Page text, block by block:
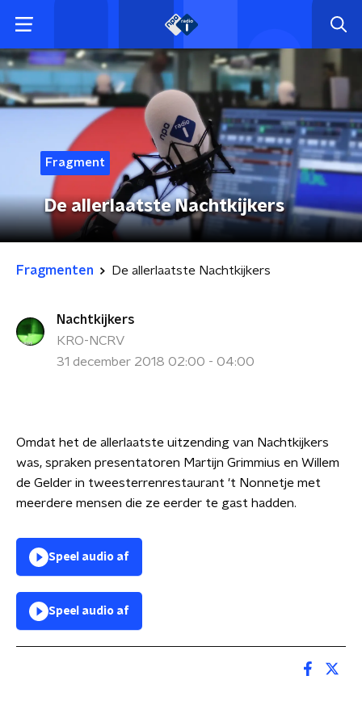
Fragment
De allerlaatste Nachtkijkers
Fragmenten De allerlaatste Nachtkijkers
Nachtkijkers
KRO-NCRV
31 december 2018 02:00 - 04:00
Omdat het de allerlaatste uitzending van Nachtkijkers
was, spraken presentatoren Martijn Grimmius en Willem
de Gelder in tweesterrenrestaurant 't Nonnetje met
meerdere mensen die ze eerder te gast hadden.
Speel audio af
Speel audio af